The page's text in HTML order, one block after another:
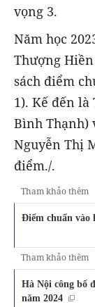
vọng 3.
Năm học
Thượng
sách điểm
1). Kế đến
Bình Thạnh)
Nguyễn Thị
điểm./.
Tham khảo thêm
Điểm chuẩn vào
Tham khảo thêm
Hà Nội công bố
năm 2024